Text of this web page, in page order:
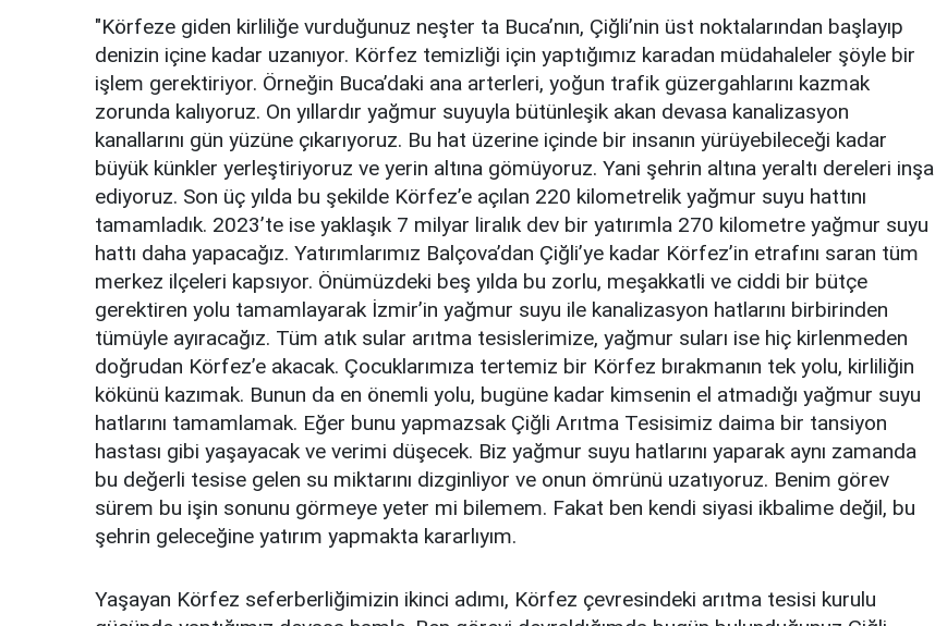
"Körfeze giden kirliliğe vurduğunuz neşter ta Buca’nın, Çiğli’nin üst noktalarından başlayıp
denizin içine kadar uzanıyor. Körfez temizliği için yaptığımız karadan müdahaleler şöyle bir
işlem gerektiriyor. Örneğin Buca’daki ana arterleri, yoğun trafik güzergahlarını kazmak
zorunda kalıyoruz. On yıllardır yağmur suyuyla bütünleşik akan devasa kanalizasyon
kanallarını gün yüzüne çıkarıyoruz. Bu hat üzerine içinde bir insanın yürüyebileceği kadar
büyük künkler yerleştiriyoruz ve yerin altına gömüyoruz. Yani şehrin altına yeraltı dereleri inşa
ediyoruz. Son üç yılda bu şekilde Körfez’e açılan 220 kilometrelik yağmur suyu hattını
tamamladık. 2023’te ise yaklaşık 7 milyar liralık dev bir yatırımla 270 kilometre yağmur suyu
hattı daha yapacağız. Yatırımlarımız Balçova’dan Çiğli’ye kadar Körfez’in etrafını saran tüm
merkez ilçeleri kapsıyor. Önümüzdeki beş yılda bu zorlu, meşakkatli ve ciddi bir bütçe
gerektiren yolu tamamlayarak İzmir’in yağmur suyu ile kanalizasyon hatlarını birbirinden
tümüyle ayıracağız. Tüm atık sular arıtma tesislerimize, yağmur suları ise hiç kirlenmeden
doğrudan Körfez’e akacak. Çocuklarımıza tertemiz bir Körfez bırakmanın tek yolu, kirliliğin
kökünü kazımak. Bunun da en önemli yolu, bugüne kadar kimsenin el atmadığı yağmur suyu
hatlarını tamamlamak. Eğer bunu yapmazsak Çiğli Arıtma Tesisimiz daima bir tansiyon
hastası gibi yaşayacak ve verimi düşecek. Biz yağmur suyu hatlarını yaparak aynı zamanda
bu değerli tesise gelen su miktarını dizginliyor ve onun ömrünü uzatıyoruz. Benim görev
sürem bu işin sonunu görmeye yeter mi bilemem. Fakat ben kendi siyasi ikbalime değil, bu
şehrin geleceğine yatırım yapmakta kararlıyım.
Yaşayan Körfez seferberliğimizin ikinci adımı, Körfez çevresindeki arıtma tesisi kurulu